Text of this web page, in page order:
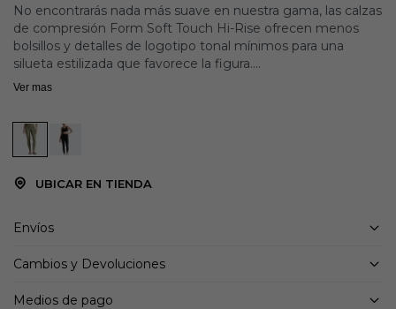
No encontrarás nada más suave en nuestra gama, las calzas
de compresión Form Soft Touch Hi-Rise ofrecen menos
bolsillos y detalles de logotipo tonal mínimos para una
silueta estilizada que favorece la figura.
Tejido de punto doble SOFT TOUCH, absolutamente suave
Cintura de tiro alto que favorece la figura, adelgaza y se
Compresión graduada para mejorar la circulación.
Detalles de logotipo tonales mínimos
Ver mas
UBICAR EN TIENDA
Envíos
Cambios y Devoluciones
Medios de pago